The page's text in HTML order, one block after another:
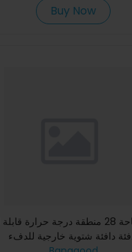
Buy Now
سترة مدفأة بمساحة 28 منطقة درجة
دافئة شتوية خارجية للدفء